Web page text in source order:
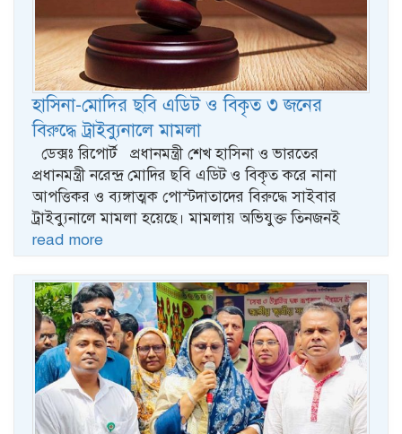
হাসিনা-মোদির ছবি এডিট ও বিকৃত ৩ জনের
বিরুদ্ধে ট্রাইব্যুনালে মামলা
ডেক্সঃ রিপোর্ট প্রধানমন্ত্রী শেখ হাসিনা ও ভারতের
প্রধানমন্ত্রী নরেন্দ্র মোদির ছবি এডিট ও বিকৃত করে নানা
আপত্তিকর ও ব্যঙ্গাত্মক পোস্টদাতাদের বিরুদ্ধে সাইবার
ট্রাইব্যুনালে মামলা হয়েছে। মামলায় অভিযুক্ত তিনজনই
read more